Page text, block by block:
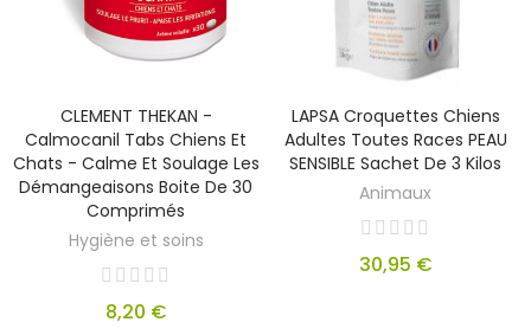
CLEMENT THEKAN -
Calmocanil Tabs Chiens Et
Chats - Calme Et Soulage Les
Démangeaisons Boite De 30
Comprimés
Hygiène et soins
8,20 €
LAPSA Croquettes Chiens
Adultes Toutes Races PEAU
SENSIBLE Sachet De 3 Kilos
Animaux
30,95 €